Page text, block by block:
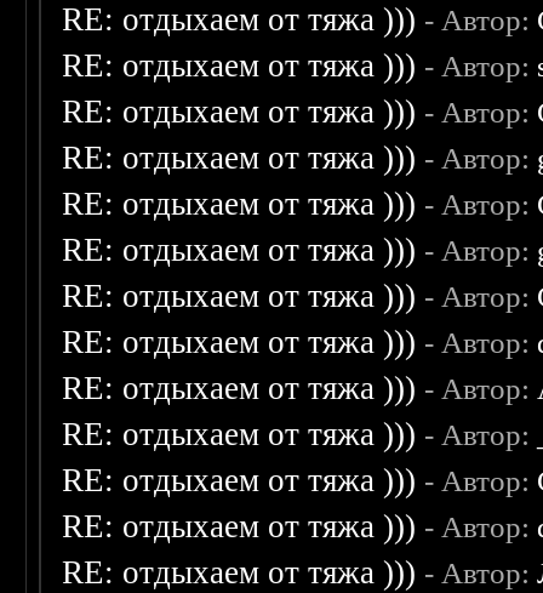
RE: отдыхаем от тяжа ))) - Автор:
RE: отдыхаем от тяжа ))) - Автор:
RE: отдыхаем от тяжа ))) - Автор:
RE: отдыхаем от тяжа ))) - Автор:
RE: отдыхаем от тяжа ))) - Автор:
RE: отдыхаем от тяжа ))) - Автор:
RE: отдыхаем от тяжа ))) - Автор:
RE: отдыхаем от тяжа ))) - Автор:
RE: отдыхаем от тяжа ))) - Автор:
RE: отдыхаем от тяжа ))) - Автор:
RE: отдыхаем от тяжа ))) - Автор:
RE: отдыхаем от тяжа ))) - Автор:
RE: отдыхаем от тяжа ))) - Автор: